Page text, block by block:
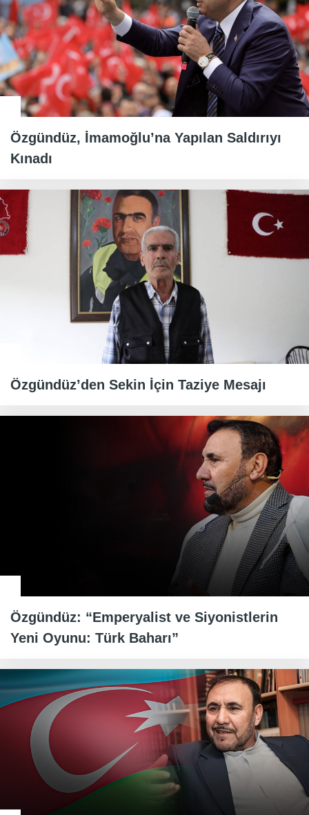
Özgündüz, İmamoğlu’na Yapılan Saldırıyı
Kınadı
Özgündüz’den Sekin İçin Taziye Mesajı
Özgündüz: “Emperyalist ve Siyonistlerin
Yeni Oyunu: Türk Baharı”